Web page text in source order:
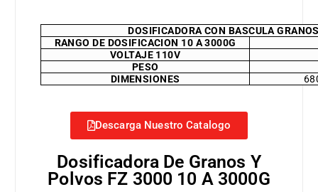
DOSIFICADORA CON BASCULA
RANGO DE DOSIFICACION 10 A 3000G
VOLTAJE 110V
PESO
DIMENSIONES
Descarga Nuestro Catalogo
Dosificadora De Granos Y
Polvos FZ 3000 10 A 3000G